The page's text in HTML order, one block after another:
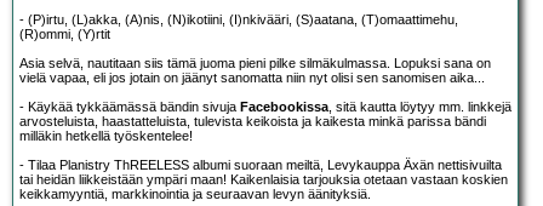
- (P)irtu, (L)akka, (A)nis, (N)ikotiini, (I)nkivääri, (S)aatana, (T)omaattimehu,
(R)ommi, (Y)rtit
Asia selvä, nautitaan siis tämä juoma pieni pilke silmäkulmassa. Lopuksi sana on
vielä vapaa, eli jos jotain on jäänyt sanomatta niin nyt olisi sen sanomisen aika...
- Käykää tykkäämässä bändin sivuja Facebookissa, sitä kautta löytyy mm. linkkejä
arvosteluista, haastatteluista, tulevista keikoista ja kaikesta minkä parissa bändi
milläkin hetkellä työskentelee!
- Tilaa Planistry ThREELESS albumi suoraan meiltä, Levykauppa Äxän nettisivuilta
tai heidän liikkeistään ympäri maan! Kaikenlaisia tarjouksia otetaan vastaan koskien
keikkamyyntiä, markkinointia ja seuraavan levyn äänityksiä.